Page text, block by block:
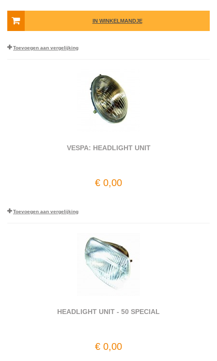
IN WINKELMANDJE
Toevoegen aan vergelijking
VESPA: HEADLIGHT UNIT
€ 0,00
Toevoegen aan vergelijking
HEADLIGHT UNIT - 50 SPECIAL
€ 0,00